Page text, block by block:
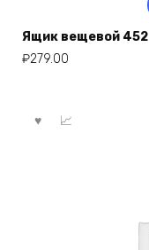
Ящик вещевой 452
₽279.00